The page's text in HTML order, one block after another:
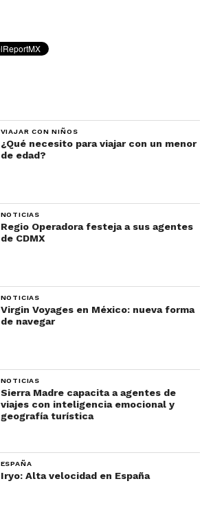
VIAJAR CON NIÑOS
¿Qué necesito para viajar con un menor
de edad?
NOTICIAS
Regio Operadora festeja a sus agentes
de CDMX
NOTICIAS
Virgin Voyages en México: nueva forma
de navegar
NOTICIAS
Sierra Madre capacita a agentes de
viajes con inteligencia emocional y
geografía turística
ESPAÑA
Iryo: Alta velocidad en España